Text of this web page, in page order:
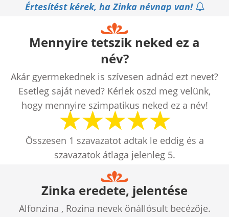
Értesítést kérek, ha Zinka névnap van!
Mennyire tetszik neked ez a
név?
Akár gyermekednek is szívesen adnád ezt nevet?
Esetleg saját neved? Kérlek oszd meg velünk,
hogy mennyire szimpatikus neked ez a név!
Összesen 1 szavazatot adtak le eddig és a
szavazatok átlaga jelenleg 5.
Zinka eredete, jelentése
Alfonzina , Rozina nevek önállósult becézője.